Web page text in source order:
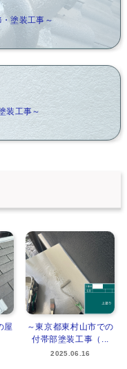
塗装工事～
装工事～
屋
～東京都東村山市での
付帯部塗装工事（...
2025.06.16